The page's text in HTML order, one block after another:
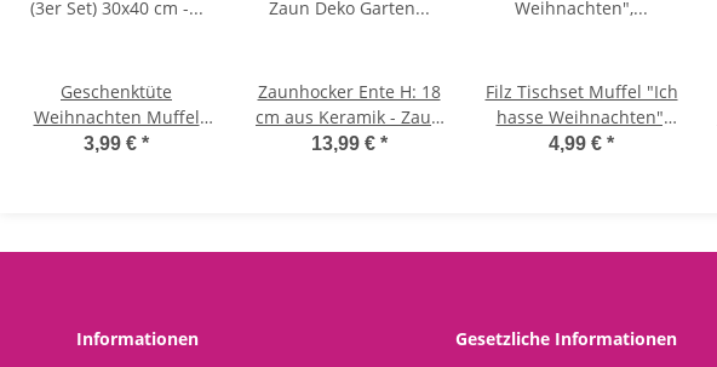
Geschenktüte
Weihnachten Muffel
(3er Set) 30x40 cm -
3,99 € *
Zaunhocker Ente H: 18
cm aus Keramik - Zaun
Deko Garten Teich,
13,99 € *
Filz Tischset Muffel "Ich
hasse Weihnachten",
2er Set - Platzmatte
4,99 € *
Informationen Gesetzliche Informationen